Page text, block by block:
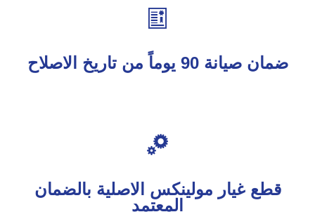

ضمان صيانة 90 يوماً من تاريخ الاصلاح

قطع غيار مولينكس الاصلية بالضمان
المعتمد